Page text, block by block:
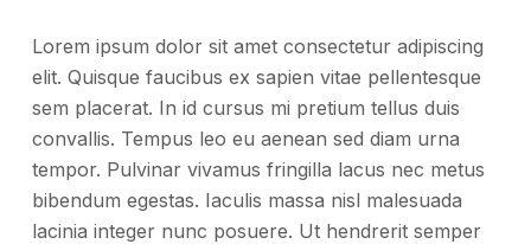
Lorem ipsum dolor sit amet consectetur adipiscing
elit. Quisque faucibus ex sapien vitae pellentesque
sem placerat. In id cursus mi pretium tellus duis
convallis. Tempus leo eu aenean sed diam urna
tempor. Pulvinar vivamus fringilla lacus nec metus
bibendum egestas. Iaculis massa nisl malesuada
lacinia integer nunc posuere. Ut hendrerit semper